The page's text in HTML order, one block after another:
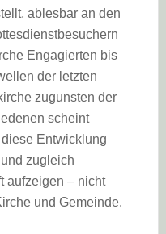
ablesbar an den
Engagierten bis
der letzten
zugunsten der
scheint
Entwicklung
zugleich
aufzeigen – nicht
und Gemeinde.